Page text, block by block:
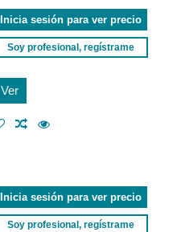
Inicia sesión para ver precio
Soy profesional, regístrame
Ver
Inicia sesión para ver precio
Soy profesional, regístrame